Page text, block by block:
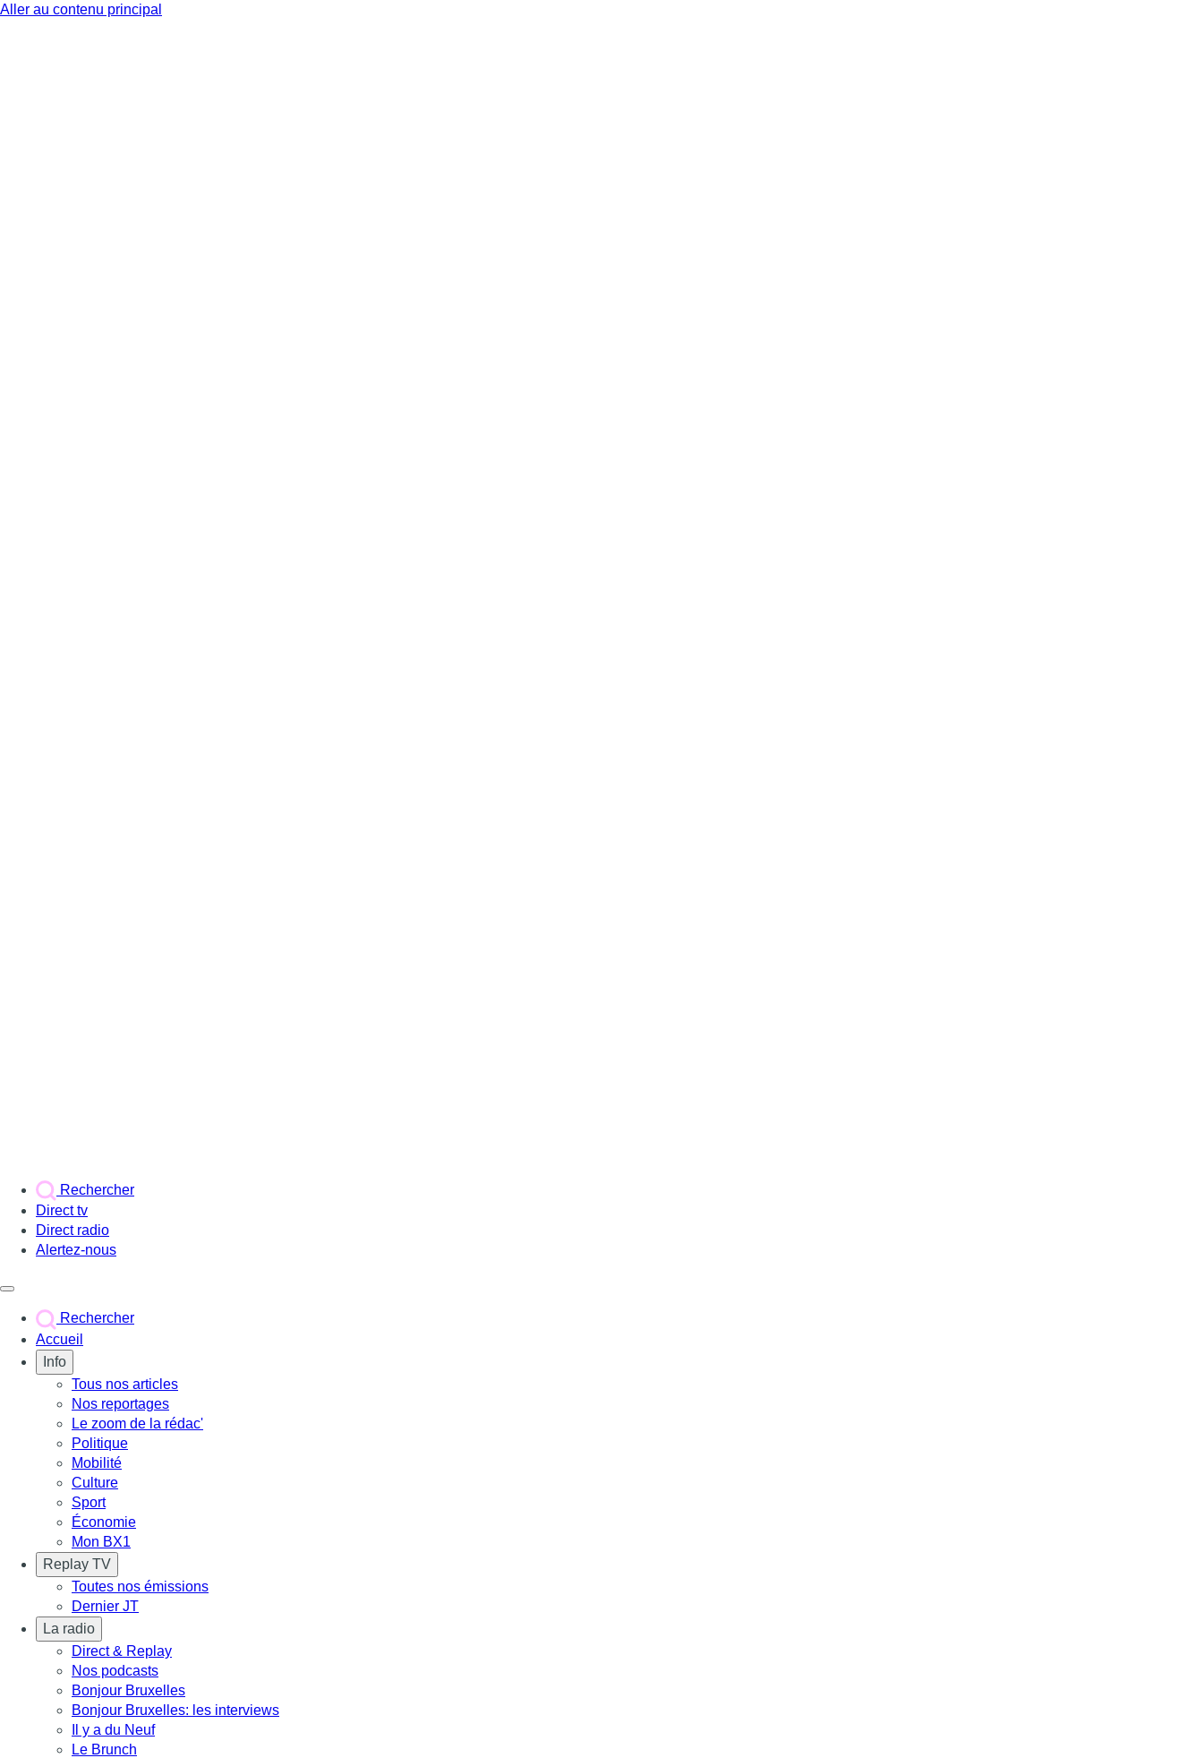
Aller au contenu principal
Rechercher
Direct tv
Direct radio
Alertez-nous
Rechercher
Accueil
Info
Tous nos articles
Nos reportages
Le zoom de la rédac'
Politique
Mobilité
Culture
Sport
Économie
Mon BX1
Replay TV
Toutes nos émissions
Dernier JT
La radio
Direct & Replay
Nos podcasts
Bonjour Bruxelles
Bonjour Bruxelles: les interviews
Il y a du Neuf
Le Brunch